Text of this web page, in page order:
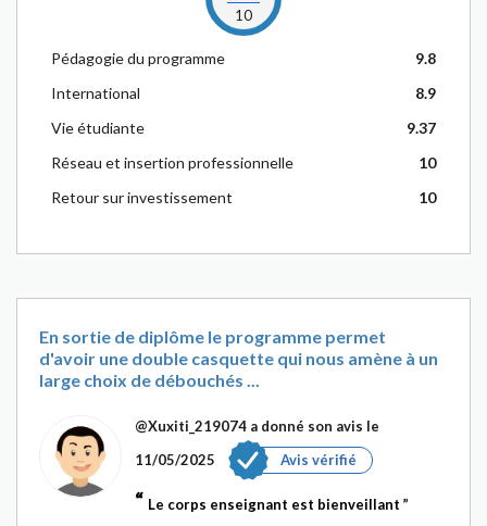
10
Pédagogie du programme
9.8
International
8.9
Vie étudiante
9.37
Réseau et insertion professionnelle
10
Retour sur investissement
10
En sortie de diplôme le programme permet
d'avoir une double casquette qui nous amène à un
large choix de débouchés ...
@Xuxiti_219074 a donné son avis le
11/05/2025
Avis vérifié
Le corps enseignant est bienveillant